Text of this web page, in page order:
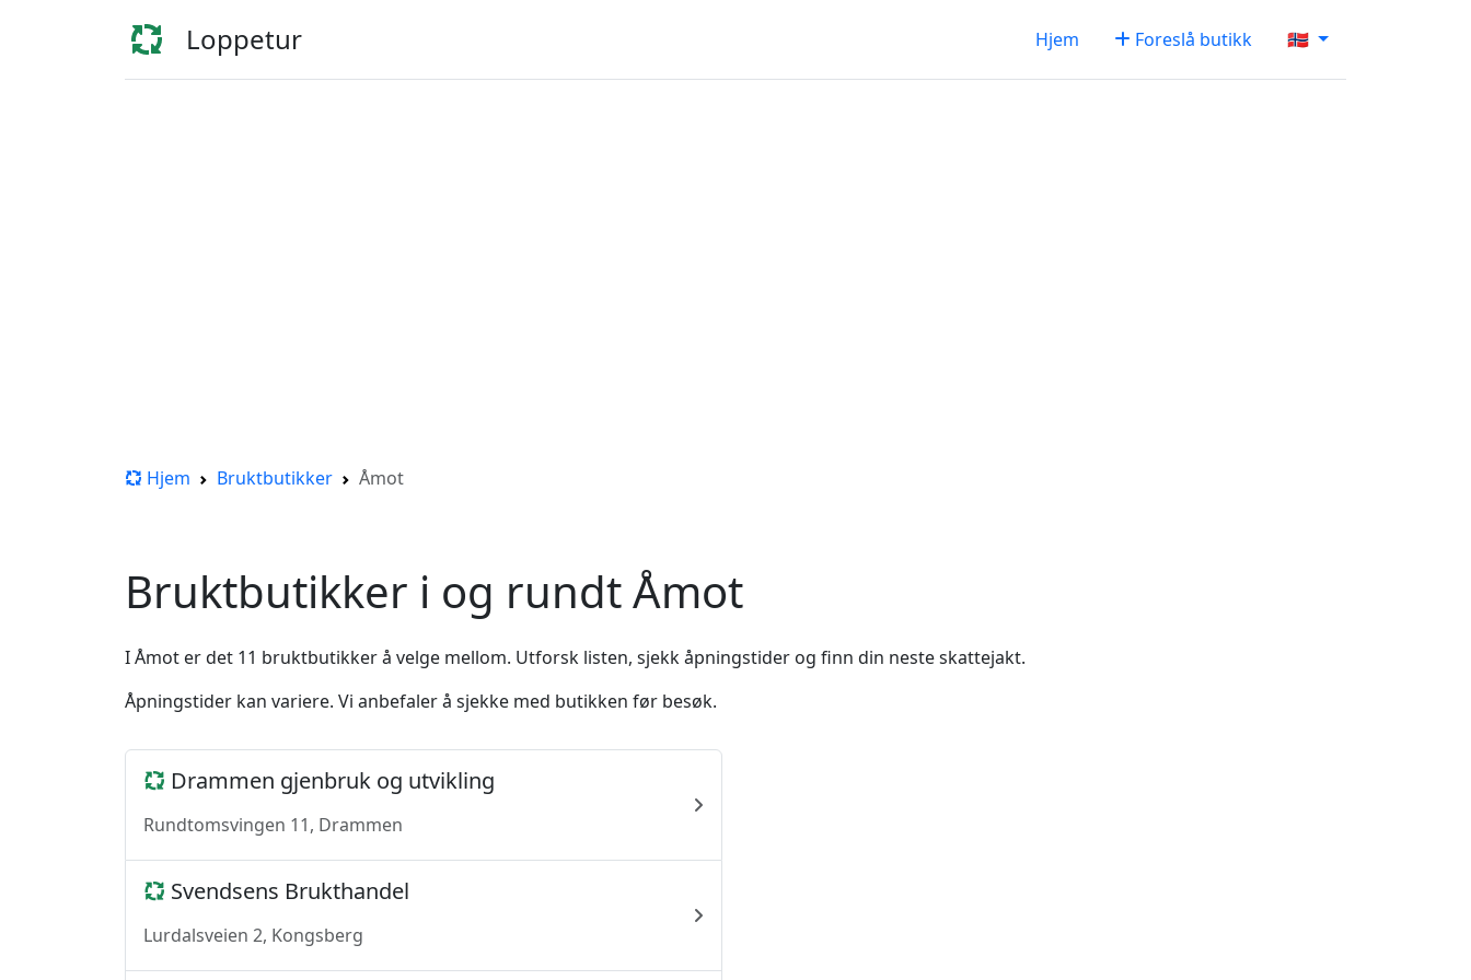
Loppetur Hjem Foreslå butikk 🇳🇴
Hjem Bruktbutikker Åmot
Bruktbutikker i og rundt Åmot
I Åmot er det 11 bruktbutikker å velge mellom. Utforsk listen, sjekk åpningstider og finn din neste skattejakt.
Åpningstider kan variere. Vi anbefaler å sjekke med butikken før besøk.
Drammen gjenbruk og utvikling
Rundtomsvingen 11, Drammen
Svendsens Brukthandel
Lurdalsveien 2, Kongsberg